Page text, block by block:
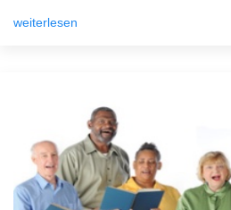
weiterlesen